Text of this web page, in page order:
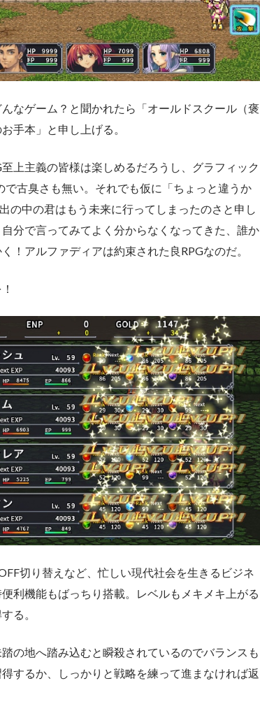
なゲーム？と聞かれたら「オールドスクール（褒
手本」と申し上げる。
上主義の皆様は楽しめるだろうし、グラフィック
で古臭さも無い。それでも仮に「ちょっと違うか
の中の君はもう未来に行ってしまったのさと申し
自分で言ってみてよく分からなくなってきた、誰か
！アルファディアは約束された良RPGなのだ。
切り替えなど、忙しい現代社会を生きるビジネ
利機能もばっちり搭載。レベルもメキメキ上がる
る。
の地へ踏み込むと瞬殺されているのでバランスも
するか、しっかりと戦略を練って進まなければ返